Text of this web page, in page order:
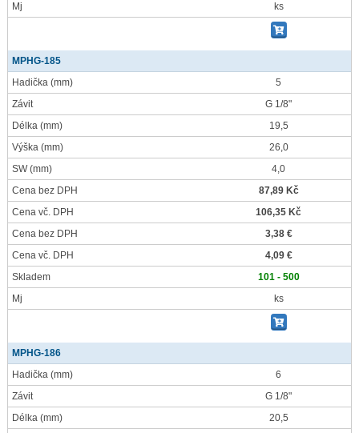
Mj
ks
MPHG-185
Hadička (mm)
5
Závit
G 1/8"
Délka (mm)
19,5
Výška (mm)
26,0
SW(mm)
4,0
Cena bez DPH
87,89 Kč
Cena vč. DPH
106,35 Kč
Cena bez DPH
3,38 €
Cena vč. DPH
4,09 €
Skladem
101 - 500
Mj
ks
MPHG-186
Hadička (mm)
6
Závit
G 1/8"
Délka (mm)
20,5